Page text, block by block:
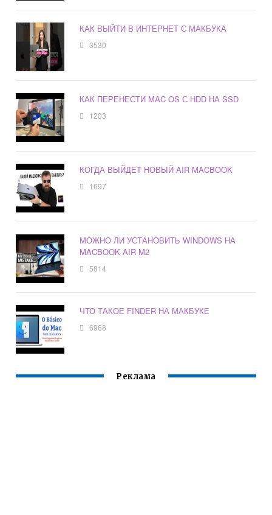
КАК ВЫЙТИ В ИНТЕРНЕТ С МАКБУКА
3530
КАК ПЕРЕНЕСТИ MAC OS С HDD НА SSD
1203
КОГДА ВЫЙДЕТ НОВЫЙ AIR MACBOOK
1697
МОЖНО ЛИ УСТАНОВИТЬ WINDOWS НА
MACBOOK AIR M2
5814
ЧТО ТАКОЕ FINDER НА МАКБУКЕ
6968
Реклама